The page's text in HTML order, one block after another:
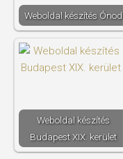
Weboldal készítés​ Ónod
Weboldal készítés​
Budapest XIX. kerület